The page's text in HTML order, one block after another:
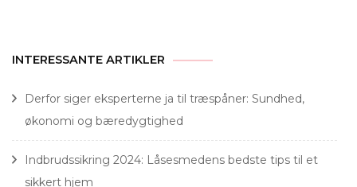
INTERESSANTE ARTIKLER
Derfor siger eksperterne ja til træspåner: Sundhed,
økonomi og bæredygtighed
Indbrudssikring 2024: Låsesmedens bedste tips til et
sikkert hjem